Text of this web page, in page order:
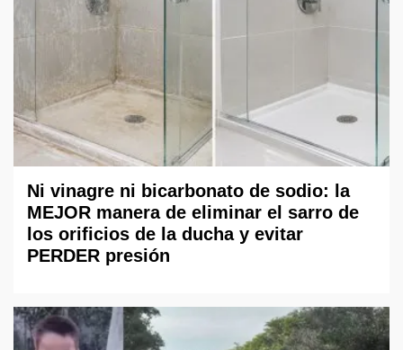
Ni vinagre ni bicarbonato de sodio: la
MEJOR manera de eliminar el sarro de
los orificios de la ducha y evitar
PERDER presión